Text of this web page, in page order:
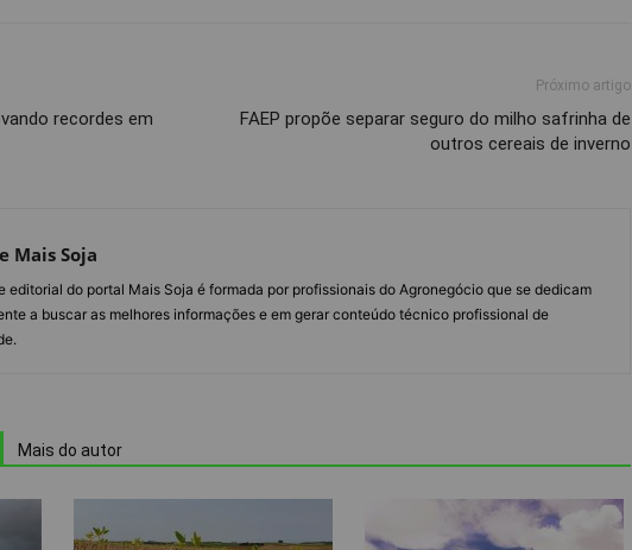
recordes em
Próximo artigo
FAEP propõe separar seguro do milho safrinha de
outros cereais de inverno
Mais Soja
editorial do portal Mais Soja é formada por profissionais do Agronegócio que se dedicam
a buscar as melhores informações e em gerar conteúdo técnico profissional de
Mais do autor